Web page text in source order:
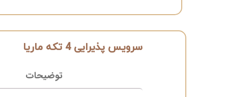
سرویس پذیرایی 4 تکه ماریا
توضیحات